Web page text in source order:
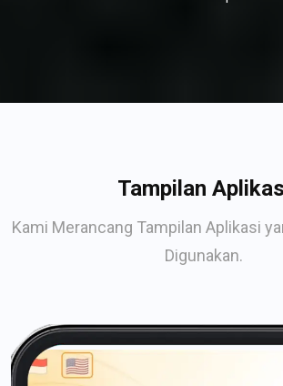
Tampilan
Kami Merancang Tampilan Aplikasi
Digunakan.